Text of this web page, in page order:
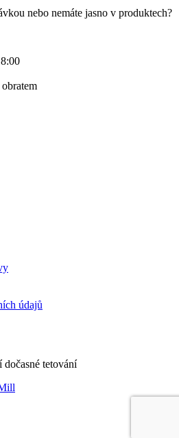
nebo nemáte jasno v produktech?
údajů
tetování